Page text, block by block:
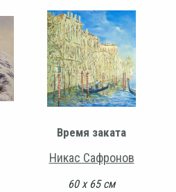
Время заката
Никас Сафронов
60 х 65 см